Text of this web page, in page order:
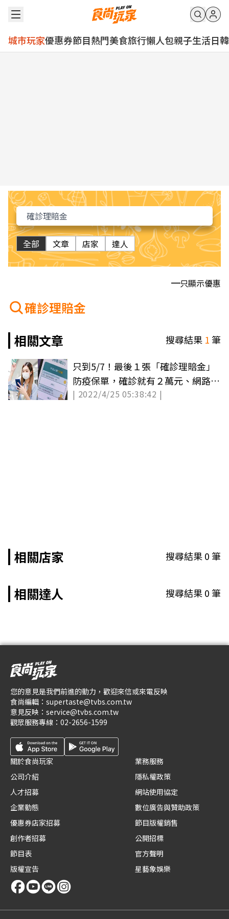
城市玩家優惠券節目熱門美食旅行懶人包親子生活日韓
全部 文章 店家 達人
只顯示優惠
確診理賠金
相關文章
搜尋結果 1筆
只到5/7！最後１張「確診理賠金」
防疫保單，確診就有２萬元、網路無
法投保
| 2022/4/25 05:38:42 |
相關店家 搜尋結果0筆
相關達人 搜尋結果0筆
您的意見是我們前進的動力，歡迎來信或來電反映
食尚編輯： supertaste@tvbs.com.tw
意見反映： service@tvbs.com.tw
觀眾服務專線： 02-2656-1599
關於食尚玩家
公司介紹
人才招募
企業動態
優惠券店家招募
創作者招募
節目表
版權宣告
業務服務
隱私權政策
網站使用協定
數位廣告與贊助政策
節目版權銷售
公開招標
官方聲明
星藝象娛樂